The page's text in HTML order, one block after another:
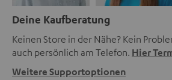
Deine Kaufberatung
Keinen Store in der Nähe? Kein
auch persönlich am Telefon. Hier
Weitere Supportoptionen